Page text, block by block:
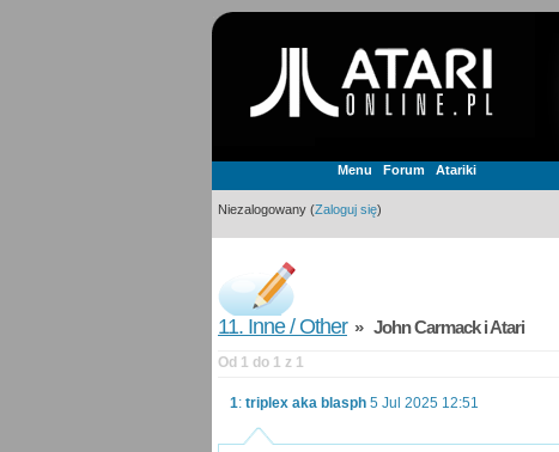
Menu Forum Atariki
Niezalogowany (Zaloguj się)
11. Inne / Other» John Carmack i Atari
Od 1 do 1 z 1
1: triplex aka blasph 5 Jul 2025 12:51